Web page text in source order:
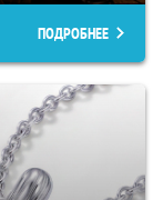
ПОДРОБНЕЕ